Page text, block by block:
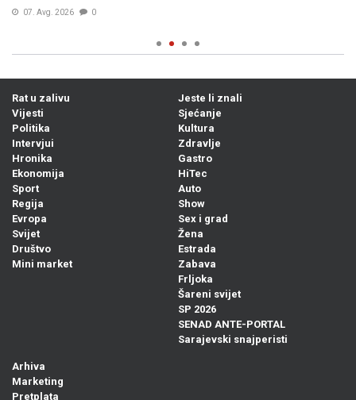
07. Avg. 2026 0
Rat u zalivu
Vijesti
Politika
Intervjui
Hronika
Ekonomija
Sport
Regija
Evropa
Svijet
Društvo
Mini market
Jeste li znali
Sjećanje
Kultura
Zdravlje
Gastro
HiTec
Auto
Show
Sex i grad
Žena
Estrada
Zabava
Frljoka
Šareni svijet
SP 2026
SENAD ANTE-PORTAL
Sarajevski snajperisti
Arhiva
Marketing
Pretplata